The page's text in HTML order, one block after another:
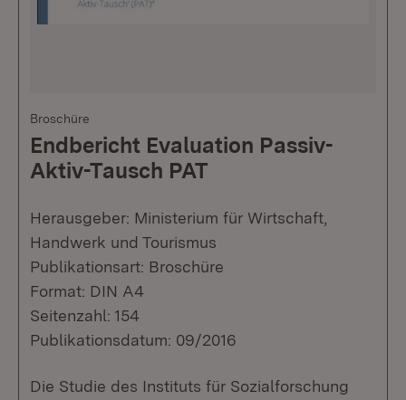
Broschüre
Endbericht Evaluation Passiv-
Aktiv-Tausch PAT
Herausgeber: Ministerium für Wirtschaft,
Handwerk und Tourismus
Publikationsart: Broschüre
Format: DIN A4
Seitenzahl: 154
Publikationsdatum: 09/2016
Die Studie des Instituts für Sozialforschung